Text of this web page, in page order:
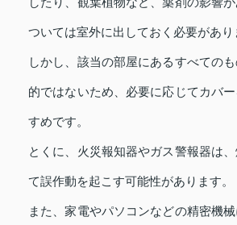
ついては室外に出しておく必要があり
しかし、該当の部屋にあるすべての
的ではないため、必要に応じてカバ
すめです。
とくに、火災報知器やガス警報器は
て誤作動を起こす可能性があります。
また、家電やパソコンなどの精密機